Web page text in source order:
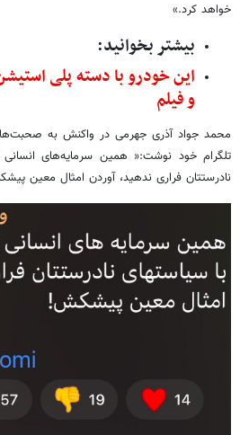
خواهد کرد.»
بیشتر بخوانید:
این خودرو با دسته پلی
و فیلم
محمد جواد آذری جهرمی در واکنش به
تلگرام خود نوشت:« همین سرمایه‌های
نادرستتان فراری ندهید، آوردن امثال معین